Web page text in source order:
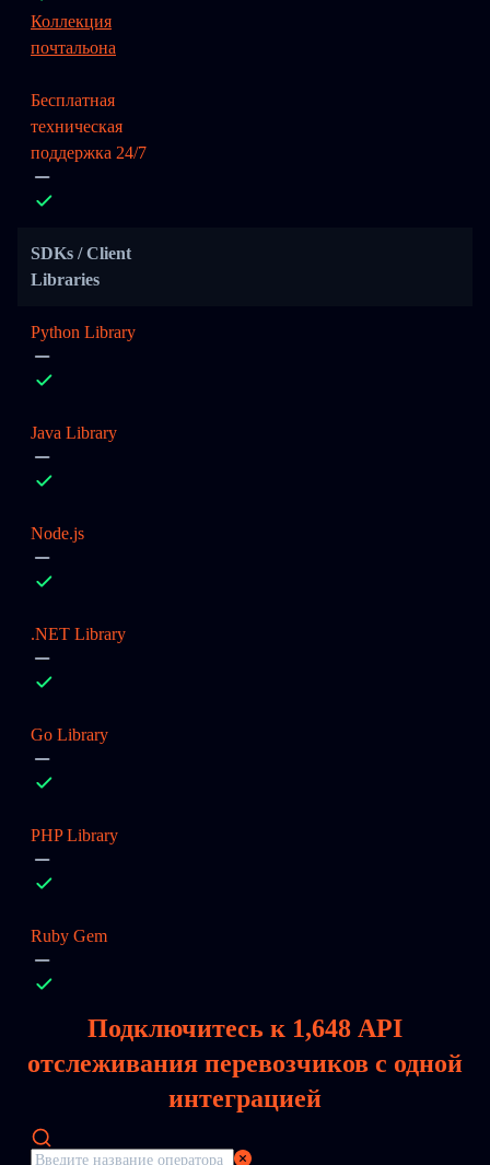
Коллекция
почтальона
Бесплатная
техническая
поддержка 24/7
SDKs / Client
Libraries
Python Library
Java Library
Node.js
.NET Library
Go Library
PHP Library
Ruby Gem
Подключитесь к 1,648 API
отслеживания перевозчиков с одной
интеграцией